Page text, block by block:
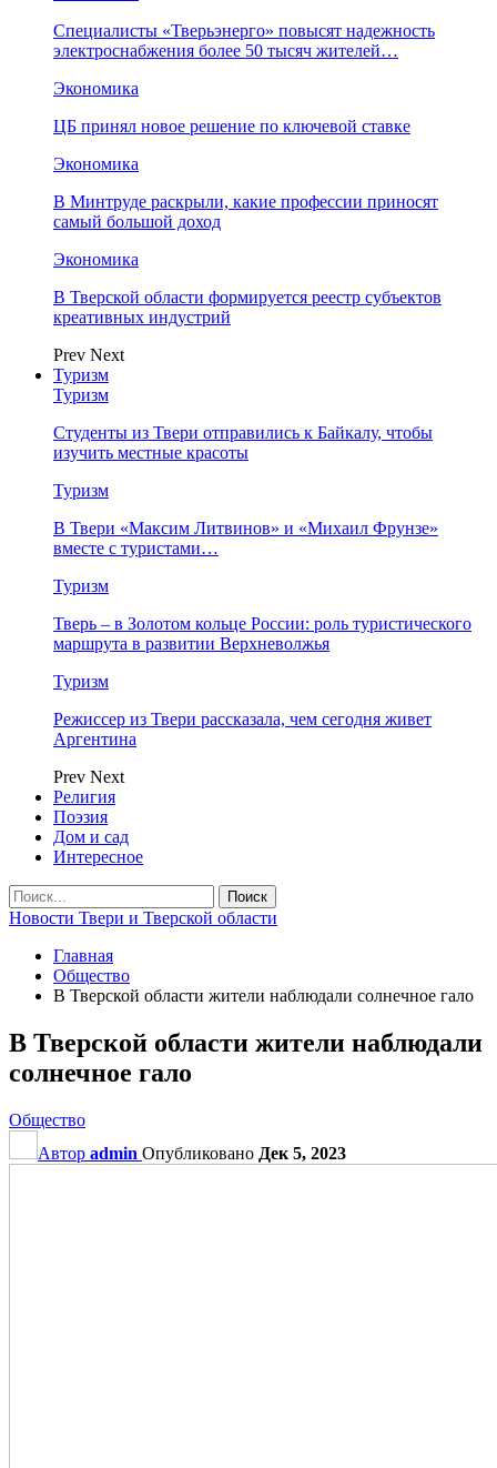
Специалисты «Тверьэнерго» повысят надежность
электроснабжения более 50 тысяч жителей…
Экономика
ЦБ принял новое решение по ключевой ставке
Экономика
В Минтруде раскрыли, какие профессии приносят
самый большой доход
Экономика
В Тверской области формируется реестр субъектов
креативных индустрий
Prev Next
Туризм
Туризм
Студенты из Твери отправились к Байкалу, чтобы
изучить местные красоты
Туризм
В Твери «Максим Литвинов» и «Михаил Фрунзе»
вместе с туристами…
Туризм
Тверь – в Золотом кольце России: роль туристического
маршрута в развитии Верхневолжья
Туризм
Режиссер из Твери рассказала, чем сегодня живет
Аргентина
Prev Next
Религия
Поэзия
Дом и сад
Интересное
Новости Твери и Тверской области
Главная
Общество
В Тверской области жители наблюдали солнечное гало
В Тверской области жители наблюдали
солнечное гало
Общество
Автор admin Опубликовано Дек 5, 2023